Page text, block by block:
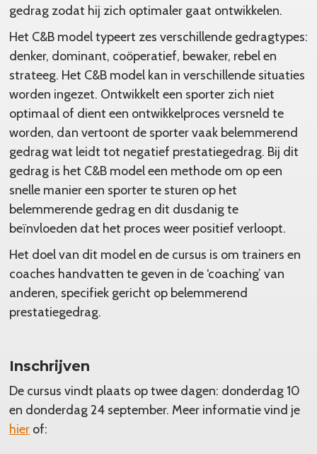
gedrag zodat hij zich optimaler gaat ontwikkelen.
Het C&B model typeert zes verschillende gedragtypes:
denker, dominant, coöperatief, bewaker, rebel en
strateeg. Het C&B model kan in verschillende situaties
worden ingezet. Ontwikkelt een sporter zich niet
optimaal of dient een ontwikkelproces versneld te
worden, dan vertoont de sporter vaak belemmerend
gedrag wat leidt tot negatief prestatiegedrag. Bij dit
gedrag is het C&B model een methode om op een
snelle manier een sporter te sturen op het
belemmerende gedrag en dit dusdanig te
beïnvloeden dat het proces weer positief verloopt.
Het doel van dit model en de cursus is om trainers en
coaches handvatten te geven in de ‘coaching’ van
anderen, specifiek gericht op belemmerend
prestatiegedrag.
Inschrijven
De cursus vindt plaats op twee dagen: donderdag 10
en donderdag 24 september. Meer informatie vind je
hierof: